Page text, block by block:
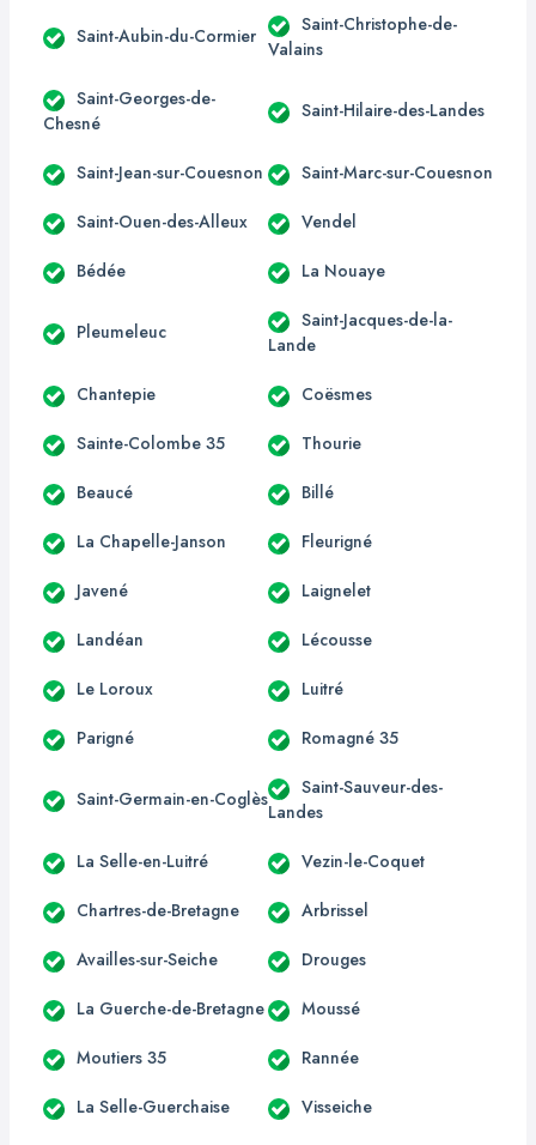
Saint-Aubin-du-Cormier
Saint-Christophe-de-
Valains
Saint-Georges-de-
Chesné
Saint-Hilaire-des-Landes
Saint-Jean-sur-Couesnon Saint-Marc-sur-Couesnon
Saint-Ouen-des-Alleux Vendel
Bédée La Nouaye
Pleumeleuc
Saint-Jacques-de-la-
Lande
Chantepie Coësmes
Sainte-Colombe 35 Thourie
Beaucé Billé
La Chapelle-Janson Fleurigné
Javené Laignelet
Landéan Lécousse
Le Loroux Luitré
Parigné Romagné 35
Saint-Germain-en-Coglès
Saint-Sauveur-des-
Landes
La Selle-en-Luitré Vezin-le-Coquet
Chartres-de-Bretagne Arbrissel
Availles-sur-Seiche Drouges
La Guerche-de-Bretagne Moussé
Moutiers 35 Rannée
La Selle-Guerchaise Visseiche